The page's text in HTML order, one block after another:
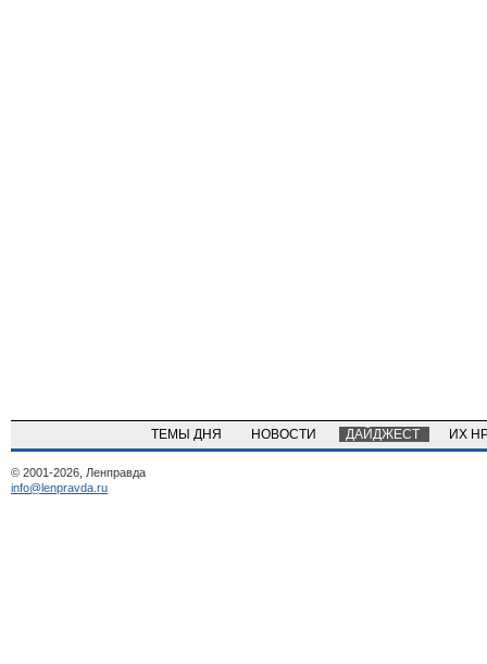
ТЕМЫ ДНЯ НОВОСТИ ДАЙДЖЕСТ ИХ
© 2001-2026, Ленправда
info@lenpravda.ru